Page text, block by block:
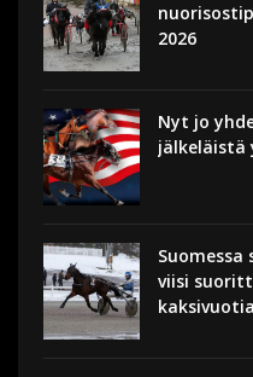
2026
Nyt jo
jälkeläistä
viisi